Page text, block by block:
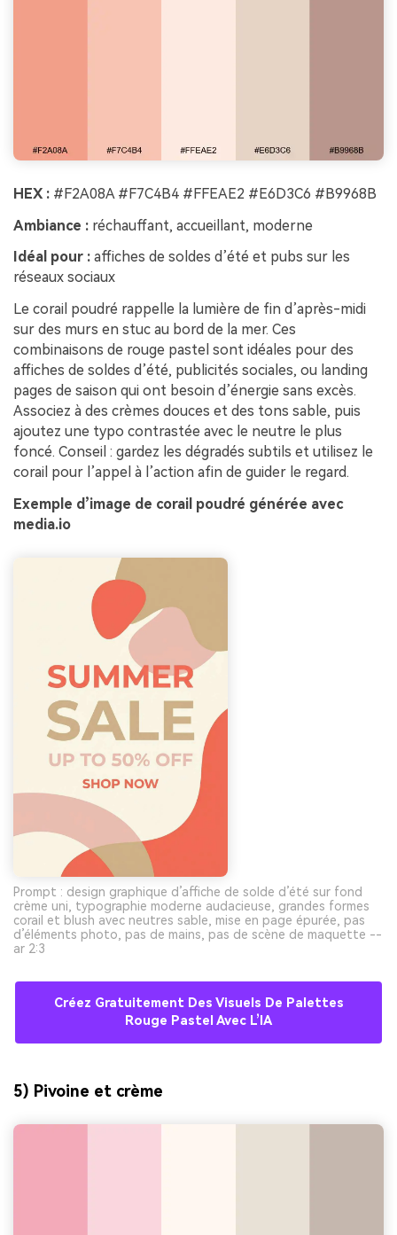
HEX : #F2A08A #F7C4B4 #FFEAE2 #E6D3C6 #B9968B
Ambiance : réchauffant, accueillant, moderne
Idéal pour : affiches de soldes d’été et pubs sur les
réseaux sociaux
Le corail poudré rappelle la lumière de fin d’après-midi
sur des murs en stuc au bord de la mer. Ces
combinaisons de rouge pastel sont idéales pour des
affiches de soldes d’été, publicités sociales, ou landing
pages de saison qui ont besoin d’énergie sans excès.
Associez à des crèmes douces et des tons sable, puis
ajoutez une typo contrastée avec le neutre le plus
foncé. Conseil : gardez les dégradés subtils et utilisez le
corail pour l’appel à l’action afin de guider le regard.
Exemple d’image de corail poudré générée avec
media.io
Prompt : design graphique d’affiche de solde d’été sur fond
crème uni, typographie moderne audacieuse, grandes formes
corail et blush avec neutres sable, mise en page épurée, pas
d’éléments photo, pas de mains, pas de scène de maquette --
ar 2:3
Créez Gratuitement Des Visuels De Palettes
Rouge Pastel Avec L’IA
5) Pivoine et crème